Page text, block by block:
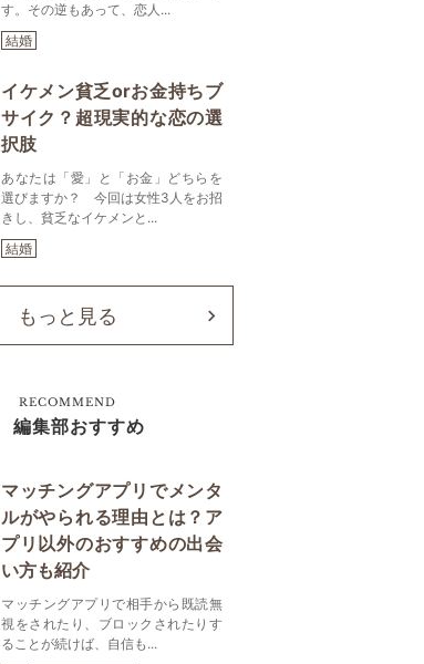
す。その逆もあって、恋人...
結婚
イケメン貧乏orお金持ちブ
サイク？超現実的な恋の選
択肢
あなたは「愛」と「お金」どちらを
選びますか？ 今回は女性3人をお招
きし、貧乏なイケメンと...
結婚
もっと見る
RECOMMEND
編集部おすすめ
マッチングアプリでメンタ
ルがやられる理由とは？ア
プリ以外のおすすめの出会
い方も紹介
マッチングアプリで相手から既読無
視をされたり、ブロックされたりす
ることが続けば、自信も...